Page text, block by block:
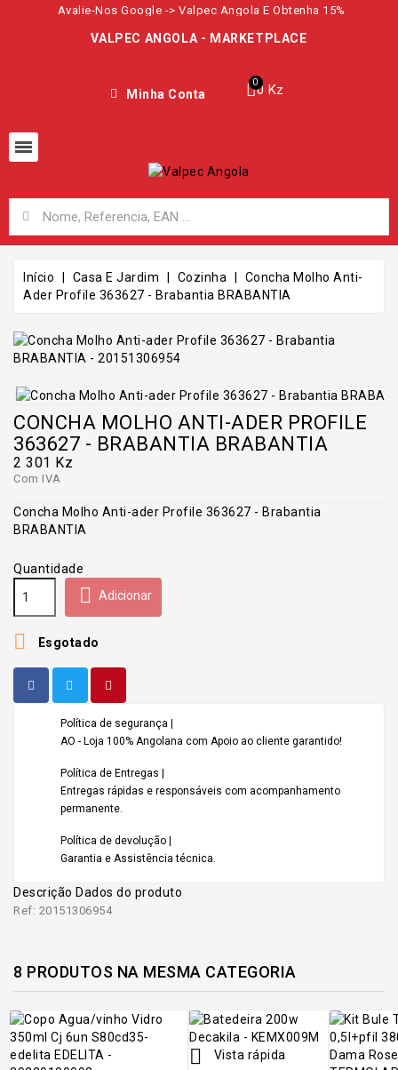
Avalie-Nos Google -> Valpec Angola E Obtenha 15%
VALPEC ANGOLA - MARKETPLACE
Minha Conta 0 Kz
Início Casa E Jardim Cozinha
Concha Molho Anti-
Ader Profile 363627 - Brabantia BRABANTIA
CONCHA MOLHO ANTI-ADER PROFILE
363627 - BRABANTIA BRABANTIA
2 301 Kz
Com IVA
Concha Molho Anti-ader Profile 363627 - Brabantia
BRABANTIA
Quantidade
 Adicionar
 Esgotado
Política de segurança |
AO - Loja 100% Angolana com Apoio ao cliente garantido!
Política de Entregas |
Entregas rápidas e responsáveis com acompanhamento
permanente.
Política de devolução |
Garantia e Assistência técnica.
Descrição Dados do produto
Ref: 20151306954
8 PRODUTOS NA MESMA CATEGORIA

Vista rápida